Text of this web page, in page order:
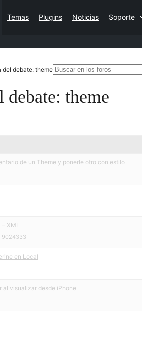
Temas Plugins Noticias Soporte
del debate: themeBuscar:
debate: theme
de un Theme y ponerle otro con estilo
– XML
9024333
en Local
al visualizar desde iPhone